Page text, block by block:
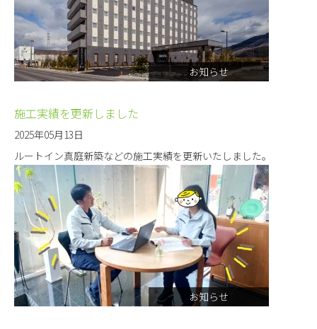
お知らせ
施工実績を更新しました
2025年05月13日
ルートイン真庭新築などの施工実績を更新いたしました。
お知らせ